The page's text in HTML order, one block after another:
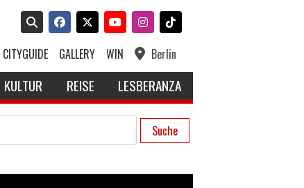
CITYGUIDE GALLERY WIN Berlin
KULTUR REISE LESBERANZA